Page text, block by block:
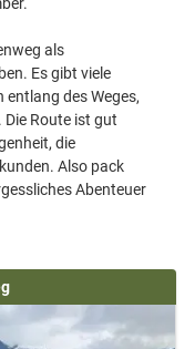
als
Es gibt viele
des Weges,
Die Route ist gut
die
Also pack
Abenteuer